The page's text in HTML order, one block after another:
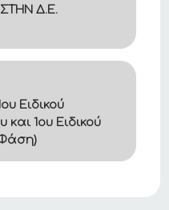
Δ.Ε.
Ειδικού
και 1ου Ειδικού